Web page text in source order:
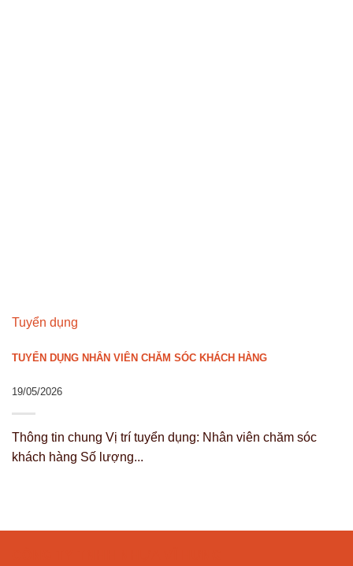
Tuyển dụng
TUYỂN DỤNG NHÂN VIÊN CHĂM SÓC KHÁCH HÀNG
19/05/2026
Thông tin chung Vị trí tuyển dụng: Nhân viên chăm sóc
khách hàng Số lượng...